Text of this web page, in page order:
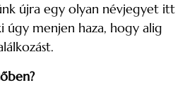
újra egy olyan névjegyet itt
úgy menjen haza, hogy alig